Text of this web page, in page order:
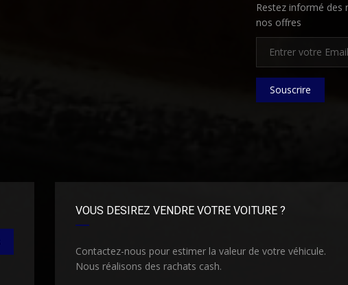
Restez informé des
nos offres
Souscrire
VOUS DESIREZ VENDRE VOTRE VOITURE ?
Contactez-nous pour estimer la valeur de votre véhicule.
Nous réalisons des rachats cash.